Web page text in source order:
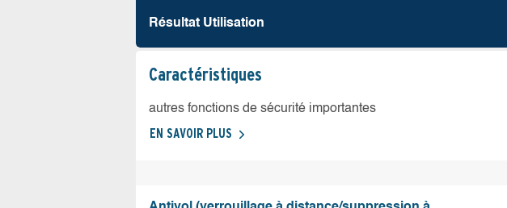
Résultat Utilisation
Caractéristiques
autres fonctions de sécurité importantes
EN SAVOIR PLUS